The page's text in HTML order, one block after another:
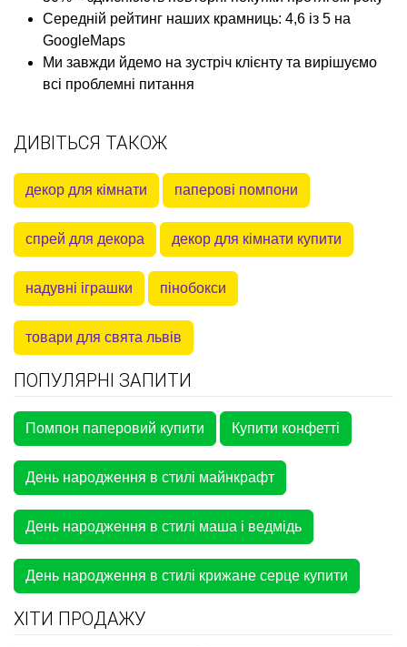
Середній рейтинг наших крамниць: 4,6 із 5 на
GoogleMaps
Ми завжди йдемо на зустріч клієнту та вирішуємо
всі проблемні питання
ДИВІТЬСЯ ТАКОЖ
декор для кімнати паперові помпони
спрей для декора декор для кімнати купити
надувні іграшки пінобокси
товари для свята львів
ПОПУЛЯРНІ ЗАПИТИ
Помпон паперовий купити Купити конфетті
День народження в стилі майнкрафт
День народження в стилі маша і ведмідь
День народження в стилі крижане серце купити
ХІТИ ПРОДАЖУ